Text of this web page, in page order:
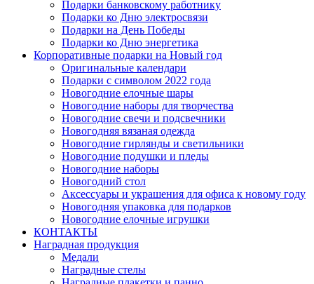
Подарки банковскому работнику
Подарки ко Дню электросвязи
Подарки на День Победы
Подарки ко Дню энергетика
Корпоративные подарки на Новый год
Оригинальные календари
Подарки с символом 2022 года
Новогодние елочные шары
Новогодние наборы для творчества
Новогодние свечи и подсвечники
Новогодняя вязаная одежда
Новогодние гирлянды и светильники
Новогодние подушки и пледы
Новогодние наборы
Новогодний стол
Аксессуары и украшения для офиса к новому году
Новогодняя упаковка для подарков
Новогодние елочные игрушки
КОНТАКТЫ
Наградная продукция
Медали
Наградные стелы